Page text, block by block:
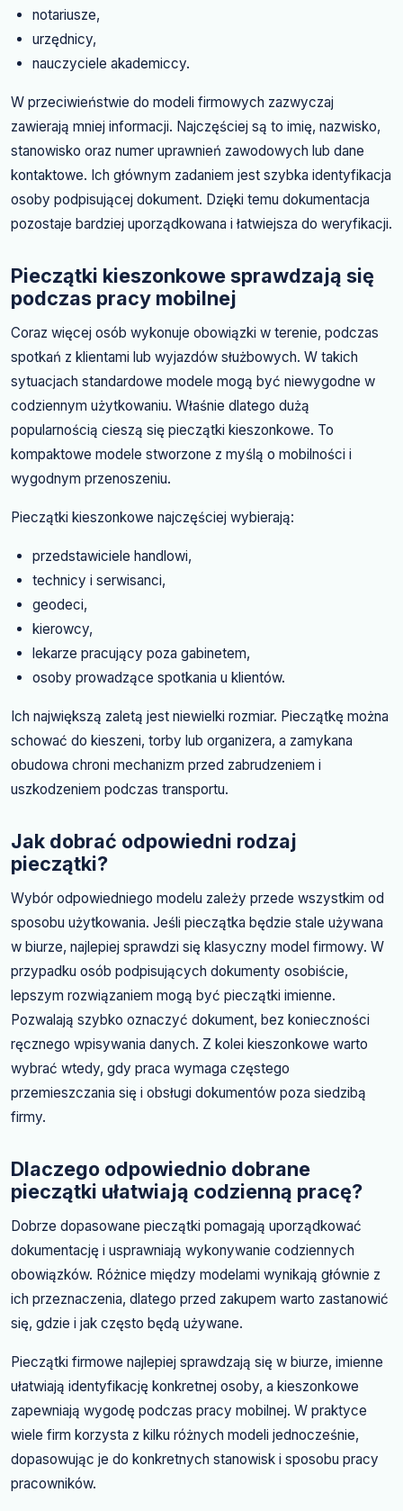
notariusze,
urzędnicy,
nauczyciele akademiccy.
W przeciwieństwie do modeli firmowych zazwyczaj
zawierają mniej informacji. Najczęściej są to imię, nazwisko,
stanowisko oraz numer uprawnień zawodowych lub dane
kontaktowe. Ich głównym zadaniem jest szybka identyfikacja
osoby podpisującej dokument. Dzięki temu dokumentacja
pozostaje bardziej uporządkowana i łatwiejsza do weryfikacji.
Pieczątki kieszonkowe sprawdzają się
podczas pracy mobilnej
Coraz więcej osób wykonuje obowiązki w terenie, podczas
spotkań z klientami lub wyjazdów służbowych. W takich
sytuacjach standardowe modele mogą być niewygodne w
codziennym użytkowaniu. Właśnie dlatego dużą
popularnością cieszą się pieczątki kieszonkowe. To
kompaktowe modele stworzone z myślą o mobilności i
wygodnym przenoszeniu.
Pieczątki kieszonkowe najczęściej wybierają:
przedstawiciele handlowi,
technicy i serwisanci,
geodeci,
kierowcy,
lekarze pracujący poza gabinetem,
osoby prowadzące spotkania u klientów.
Ich największą zaletą jest niewielki rozmiar. Pieczątkę można
schować do kieszeni, torby lub organizera, a zamykana
obudowa chroni mechanizm przed zabrudzeniem i
uszkodzeniem podczas transportu.
Jak dobrać odpowiedni rodzaj
pieczątki?
Wybór odpowiedniego modelu zależy przede wszystkim od
sposobu użytkowania. Jeśli pieczątka będzie stale używana
w biurze, najlepiej sprawdzi się klasyczny model firmowy. W
przypadku osób podpisujących dokumenty osobiście,
lepszym rozwiązaniem mogą być pieczątki imienne.
Pozwalają szybko oznaczyć dokument, bez konieczności
ręcznego wpisywania danych. Z kolei kieszonkowe warto
wybrać wtedy, gdy praca wymaga częstego
przemieszczania się i obsługi dokumentów poza siedzibą
firmy.
Dlaczego odpowiednio dobrane
pieczątki ułatwiają codzienną pracę?
Dobrze dopasowane pieczątki pomagają uporządkować
dokumentację i usprawniają wykonywanie codziennych
obowiązków. Różnice między modelami wynikają głównie z
ich przeznaczenia, dlatego przed zakupem warto zastanowić
się, gdzie i jak często będą używane.
Pieczątki firmowe najlepiej sprawdzają się w biurze, imienne
ułatwiają identyfikację konkretnej osoby, a kieszonkowe
zapewniają wygodę podczas pracy mobilnej. W praktyce
wiele firm korzysta z kilku różnych modeli jednocześnie,
dopasowując je do konkretnych stanowisk i sposobu pracy
pracowników.